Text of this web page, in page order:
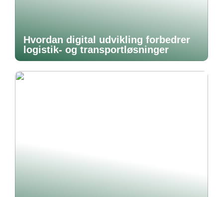
Hvordan digital udvikling forbedrer
logistik- og transportløsninger